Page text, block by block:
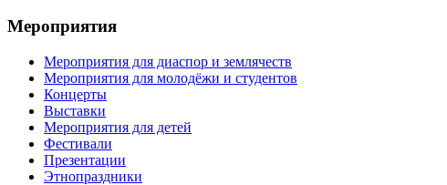
Мероприятия
Мероприятия для диаспор и землячеств
Мероприятия для молодёжи и студентов
Концерты
Выставки
Мероприятия для детей
Фестивали
Презентации
Этнопраздники